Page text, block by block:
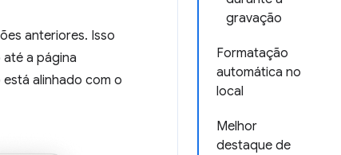
gravação
Formatação
automática no
local
Melhor
destaque de
anteriores. Isso
a página
alinhado com o